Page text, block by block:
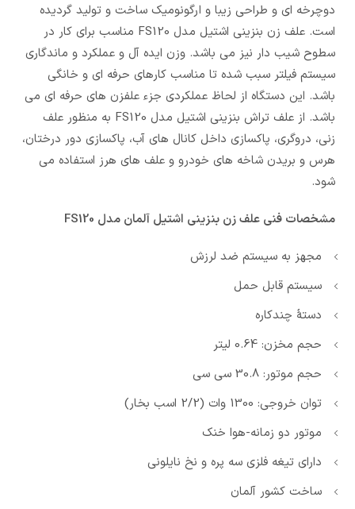
دوچرخه ای و طراحی زیبا و ارگونومیک ساخت و تولید گردیده
است. علف زن بنزینی اشتیل مدل FS120 مناسب برای کار در
سطوح شیب دار نیز می باشد. وزن ایده آل و عملکرد و ماندگاری
سیستم فیلتر سبب شده تا مناسب کارهای حرفه ای و خانگی
باشد. این دستگاه از لحاظ عملکردی جزء علفزن های حرفه ای می
باشد. از علف تراش بنزینی اشتیل مدل FS120 به منظور علف
زنی، دروگری، پاکسازی داخل کانال های آب، پاکسازی دور درختان،
هرس و بریدن شاخه های خودرو و علف های هرز استفاده می
شود.
مشخصات فنی علف زن بنزینی اشتیل آلمان مدل FS120
مجهز به سیستم ضد لرزش
سیستم قابل حمل
دستۀ چندکاره
حجم مخزن: 0.64 لیتر
حجم موتور: 30.8 سی سی
توان خروجی: 1300 وات (2/2 اسب بخار)
موتور دو زمانه-هوا خنک
دارای تیغه فلزی سه پره و نخ نایلونی
ساخت کشور آلمان